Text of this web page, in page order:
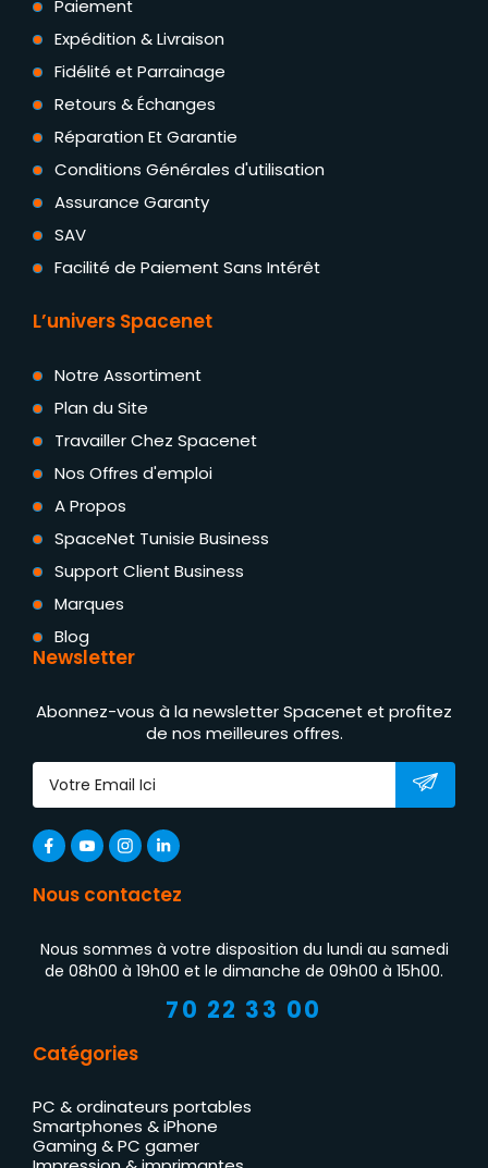
Paiement
Expédition & Livraison
Fidélité et Parrainage
Retours & Échanges
Réparation Et Garantie
Conditions Générales d'utilisation
Assurance Garanty
SAV
Facilité de Paiement Sans Intérêt
L’univers Spacenet
Notre Assortiment
Plan du Site
Travailler Chez Spacenet
Nos Offres d'emploi
A Propos
SpaceNet Tunisie Business
Support Client Business
Marques
Blog
Newsletter
Abonnez-vous à la newsletter Spacenet et profitez
de nos meilleures offres.
Nous contactez
Nous sommes à votre disposition du lundi au samedi
de 08h00 à 19h00 et le dimanche de 09h00 à 15h00.
70 22 33 00
Catégories
PC & ordinateurs portables
Smartphones & iPhone
Gaming & PC gamer